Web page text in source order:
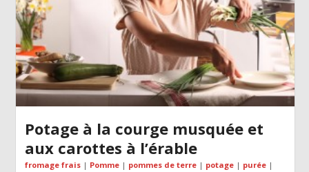
Potage à la courge musquée et
aux carottes à l’érable
fromage frais| Pomme| pommes de terre| potage| purée|